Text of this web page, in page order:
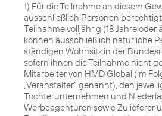
1) Für die Teilnahme an diesem
ausschließlich Personen
Teilnahme volljährig (18 Jahre oder
können ausschließlich natürliche
ständigen Wohnsitz in der
sofern ihnen die Teilnahme nicht
Mitarbeiter von HMD Global (im
„Veranstalter“ genannt), den
Tochterunternehmen und
Werbeagenturen sowie Zulieferer